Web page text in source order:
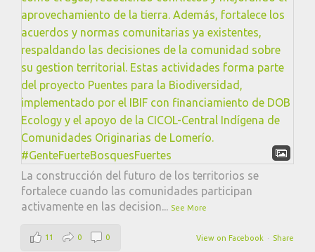
La construcción del futuro de los territorios se
fortalece cuando las comunidades participan
activamente en las decision... See More
View on Facebook · Share
11 0 0